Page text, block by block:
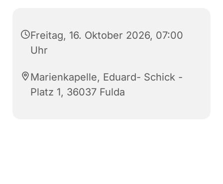
Freitag, 16. Oktober 2026, 07:00
Uhr
Marienkapelle, Eduard- Schick -
Platz 1, 36037 Fulda